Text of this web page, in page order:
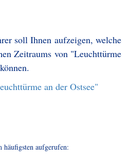
soll Ihnen aufzeigen, welche
Zeitraums von "Leuchttürme
an der Ostsee"
häufigsten aufgerufen: